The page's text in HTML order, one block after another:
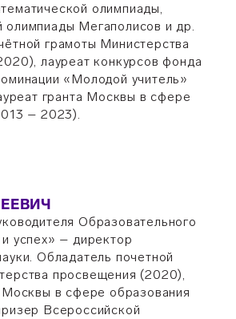
олимпиады,
олимпиады Мегаполисов и др.
грамоты Министерства
лауреат конкурсов фонда
«Молодой учитель»
гранта Москвы в сфере
– 2023).
Образовательного
успех» – директор
Обладатель почетной
просвещения (2020),
Москвы в сфере образования
Всероссийской